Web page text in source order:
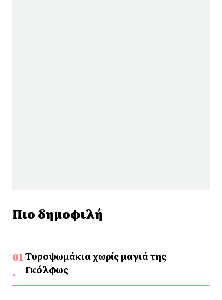
Πιο δημοφιλή
Τυροψωμάκια χωρίς μαγιά της
Γκόλφως